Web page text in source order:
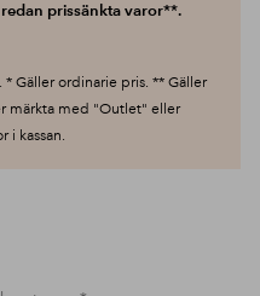
prissänkta varor**.
Gäller ordinarie pris. ** Gäller
märkta med "Outlet" eller
i kassan.